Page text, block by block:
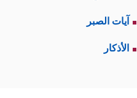
آيات الصبر
الأذكار